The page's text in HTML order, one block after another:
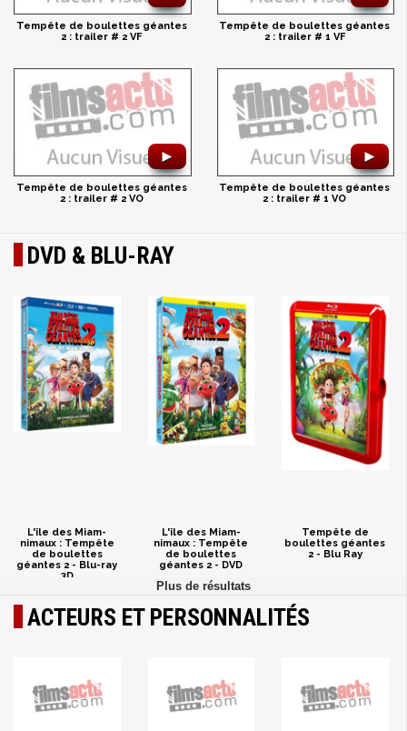
Tempête de boulettes géantes
2 : trailer # 2 VF
Tempête de boulettes géantes
2 : trailer # 1 VF
►
Tempête de boulettes géantes
2 : trailer # 2 VO
►
Tempête de boulettes géantes
2 : trailer # 1 VO
DVD & BLU-RAY
L'île des Miam-
nimaux : Tempête
de boulettes
géantes 2 - Blu-ray
3D
L'île des Miam-
nimaux : Tempête
de boulettes
géantes 2 - DVD
Tempête de
boulettes géantes
2 - Blu Ray
ACTEURS ET PERSONNALITÉS